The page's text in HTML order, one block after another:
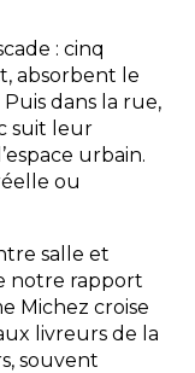
: cinq
absorbent le
dans la rue,
suit leur
urbain.
ou
salle et
notre rapport
Michez croise
livreurs de la
souvent